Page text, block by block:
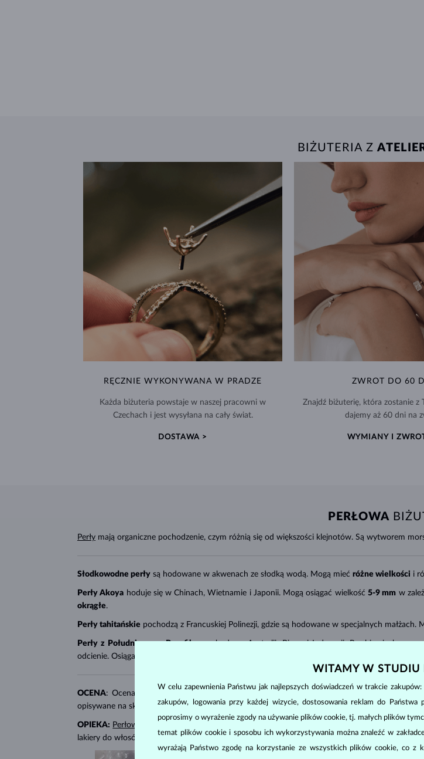
BIŻUTERIA Z
RĘCZNIE WYKONYWANA W PRADZE
Każda biżuteria powstaje w naszej pracowni w
Czechach i jest wysyłana na cały świat.
DOSTAWA >
ZWROT DO 60
Znajdź biżuterię, która zostanie z
dajemy aż 60 dni na
WYMIANY I
PERŁOWA
Perły mają organiczne pochodzenie, czym różnią się od większości klejnotów. Są wytworem
Słodkowodne perły są hodowane w akwenach ze słodką wodą. Mogą mieć różne wielkości i
Perły Akoya hoduje się w Chinach, Wietnamie i Japonii. Mogą osiągać wielkość 5-9 mm w
okrągłe.
Perły tahitańskie pochodzą z Francuskiej Polinezji, gdzie są hodowane w specjalnych małżach.
Perły z Południowego Pacyfiku pochodzą z Australii, Birmy i Indonezji. Przybierają barwę
odcienie. Osiągają rozmiar do
OCENA: Ocena pereł zależy od symetrii ich kształtu (co nie dotyczy tylko pereł
opisywane na skali od AAA do B, gdzie AAA oznacza najwyższą jakość. Cena zwiększa się także
OPIEKA: Perłowa biżuteria
nie lubi się kurzyć, dlatego warto często ją zakładać. Jednak jej
lakiery do włosów czy kremy). Nie należy zakładać ich na basen, do sauny czy nad morze.
WITAMY W STUDIU
W celu zapewnienia Państwu jak najlepszych doświadczeń w trakcie
zakupów, logowania przy każdej wizycie, dostosowania reklam do
poprosimy o wyrażenie zgody na używanie plików cookie, tj. małych plików
temat plików cookie i sposobu ich wykorzystywania można znaleźć w
wyrażają Państwo zgodę na korzystanie ze wszystkich plików cookie, co z